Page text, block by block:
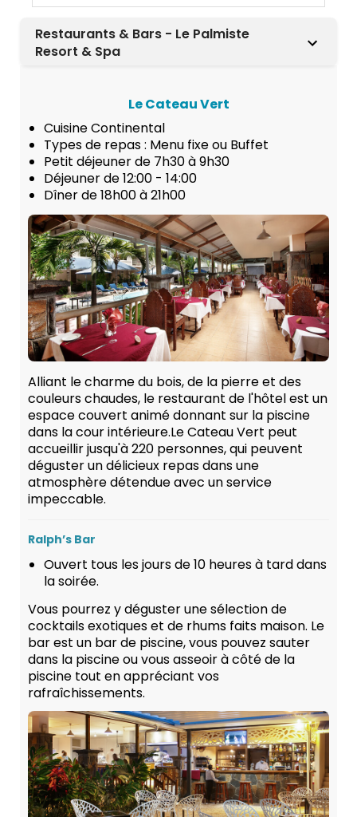
Restaurants & Bars - Le Palmiste
Resort & Spa
Le Cateau Vert
Cuisine Continental
Types de repas : Menu fixe ou Buffet
Petit déjeuner de 7h30 à 9h30
Déjeuner de 12:00 - 14:00
Dîner de 18h00 à 21h00
Alliant le charme du bois, de la pierre et des
couleurs chaudes, le restaurant de l'hôtel est un
espace couvert animé donnant sur la piscine
dans la cour intérieure.Le Cateau Vert peut
accueillir jusqu'à 220 personnes, qui peuvent
déguster un délicieux repas dans une
atmosphère détendue avec un service
impeccable.
Ralph’s Bar
Ouvert tous les jours de 10 heures à tard dans
la soirée.
Vous pourrez y déguster une sélection de
cocktails exotiques et de rhums faits maison. Le
bar est un bar de piscine, vous pouvez sauter
dans la piscine ou vous asseoir à côté de la
piscine tout en appréciant vos
rafraîchissements.